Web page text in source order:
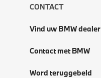
CONTACT
Vind uw BMW dealer
Contact met BMW
Word teruggebeld